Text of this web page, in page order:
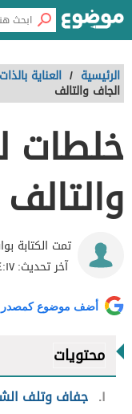
الرئيسية / العناية بالذات
الجاف والتالف
خلطات
والتالف
تمت الكتابة
آخر تحديث:١٤:١٧ ، ٨
أضف موضوع
محتويات
١ جفاف وتلف